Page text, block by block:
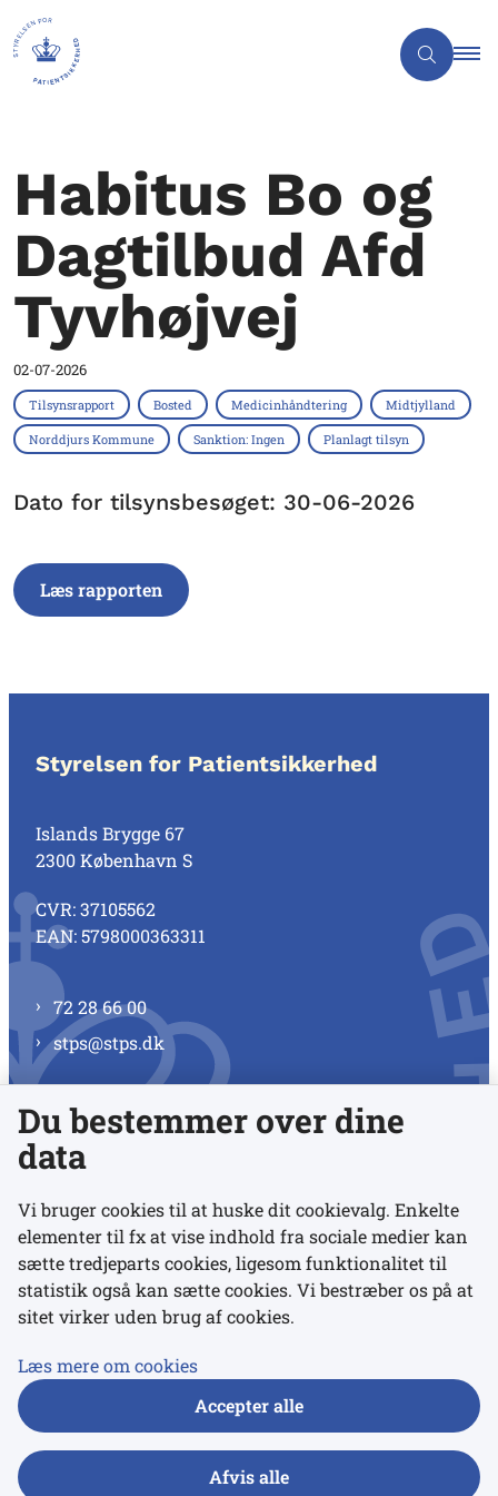
Habitus Bo og
Dagtilbud Afd
Tyvhøjvej
02-07-2026
Tilsynsrapport Bosted Medicinhåndtering Midtjylland
Norddjurs Kommune Sanktion: Ingen Planlagt tilsyn
Dato for tilsynsbesøget: 30-06-2026
Læs rapporten
Styrelsen for Patientsikkerhed
Islands Brygge 67
2300 København S
CVR: 37105562
EAN: 5798000363311
72 28 66 00
stps@stps.dk
Se alle kontaktnumre
Links
Udgivelser
Du bestemmer over dine
data
Vi bruger cookies til at huske dit cookievalg. Enkelte
elementer til fx at vise indhold fra sociale medier kan
sætte tredjeparts cookies, ligesom funktionalitet til
statistik også kan sætte cookies. Vi bestræber os på at
sitet virker uden brug af cookies.
Læs mere om cookies
Accepter alle
Afvis alle